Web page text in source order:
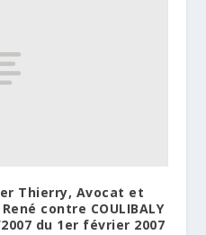
Thierry, Avocat et
contre COULIBALY
du 1er février 2007